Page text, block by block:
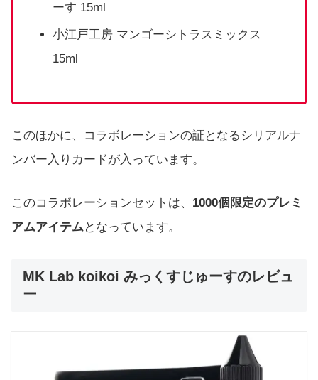
ーす 15ml
小江戸工房 マンゴーシトラスミックス
15ml
このほかに、コラボレーションの証となるシリアルナ
ンバー入りカードが入っています。
このコラボレーションセットは、 1000個限定のプレミ
アムアイテムとなっています。
MK Lab koikoi みっくすじゅーすのレビュ
ー